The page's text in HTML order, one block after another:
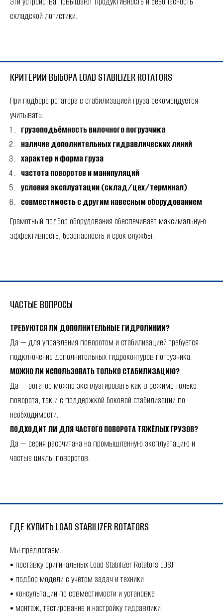
складской логистики.
КРИТЕРИИ ВЫБОРА LOAD STABILIZER ROTATORS
При подборе ротатора с стабилизацией груза рекомендуется
учитывать:
грузоподъёмность вилочного погрузчика
наличие дополнительных гидравлических линий
характер и форма груза
частота поворотов и манипуляций
условия эксплуатации (склад/цех/терминал)
совместимость с другим навесным оборудованием
Грамотный подбор оборудования обеспечивает максимальную
эффективность, безопасность и срок службы.
ЧАСТЫЕ ВОПРОСЫ
ТРЕБУЮТСЯ ЛИ ДОПОЛНИТЕЛЬНЫЕ ГИДРОЛИНИИ?
Да — для управления поворотом и стабилизацией требуется
подключение дополнительных гидроконтуров погрузчика.
МОЖНО ЛИ ИСПОЛЬЗОВАТЬ ТОЛЬКО СТАБИЛИЗАЦИЮ?
Да — ротатор можно эксплуатировать как в режиме только
поворота, так и с поддержкой боковой стабилизации по
необходимости.
ПОДХОДИТ ЛИ ДЛЯ ЧАСТОГО ПОВОРОТА ТЯЖЁЛЫХ ГРУЗОВ?
Да — серия рассчитана на промышленную эксплуатацию и
частые циклы поворотов.
ГДЕ КУПИТЬ LOAD STABILIZER ROTATORS
Мы предлагаем:
• поставку оригинальных Load Stabilizer Rotators LDSJ
• подбор модели с учётом задач и техники
• консультации по совместимости и установке
• монтаж, тестирование и настройку гидравлики